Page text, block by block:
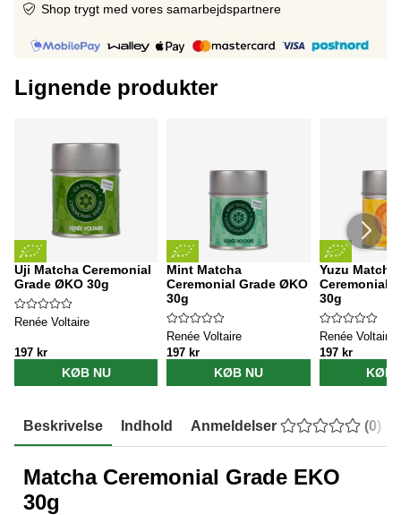
Shop trygt med vores samarbejdspartnere
Lignende produkter
Uji Matcha Ceremonial
Grade ØKO 30g
Renée Voltaire
197 kr
KØB NU
Mint Matcha
Ceremonial Grade ØKO
30g
Renée Voltaire
197 kr
KØB NU
Yuzu Matcha
Ceremonial
30g
Renée Voltaire
197 kr
KØB
Beskrivelse Indhold Anmeldelser (0)
Matcha Ceremonial Grade EKO
30g